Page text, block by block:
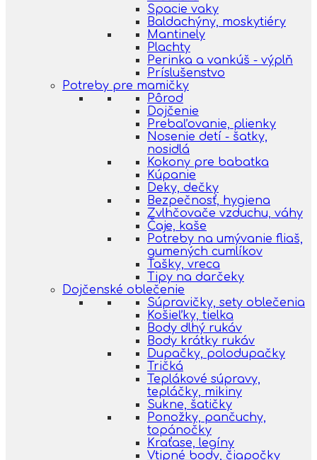
Spacie vaky
Baldachýny, moskytiéry
Mantinely
Plachty
Perinka a vankúš - výplň
Príslušenstvo
Potreby pre mamičky
Pôrod
Dojčenie
Prebaľovanie, plienky
Nosenie detí - šatky,
nosidlá
Kokony pre babatka
Kúpanie
Deky, dečky
Bezpečnosť, hygiena
Zvlhčovače vzduchu, váhy
Čaje, kaše
Potreby na umývanie fliaš,
gumených cumlíkov
Tašky, vreca
Tipy na darčeky
Dojčenské oblečenie
Súpravičky, sety oblečenia
Košieľky, tielka
Body dlhý rukáv
Body krátky rukáv
Dupačky, polodupačky
Tričká
Teplákové súpravy,
tepláčky, mikiny
Sukne, šatičky
Ponožky, pančuchy,
topánočky
Kraťase, legíny
Vtipné body, čiapočky